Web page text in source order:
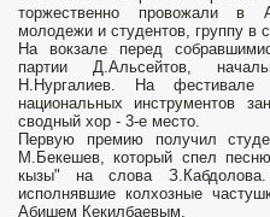
торжественно провожали в
молодежи и студентов, группу в
На вокзале перед
партии Д.Альсейтов,
Н.Нургалиев. На фестивале
национальных инструментов
сводный хор - 3-е место.
Первую премию получил
М.Бекешев, который спел
кызы" на слова
исполнявшие колхозные
Абишем Кекилбаевым.